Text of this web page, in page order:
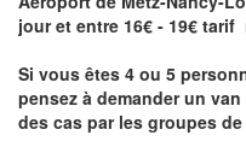
jour et entre 16€ - 19€
Si vous êtes 4 ou 5
pensez à demander un
des cas par les groupes